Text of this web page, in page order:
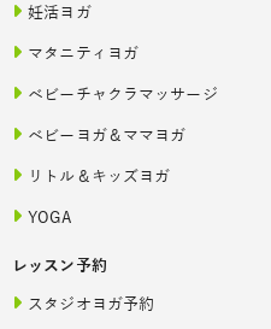
妊活ヨガ
マタニティヨガ
ベビーチャクラマッサージ
ベビーヨガ＆ママヨガ
リトル＆キッズヨガ
YOGA
レッスン予約
スタジオヨガ予約